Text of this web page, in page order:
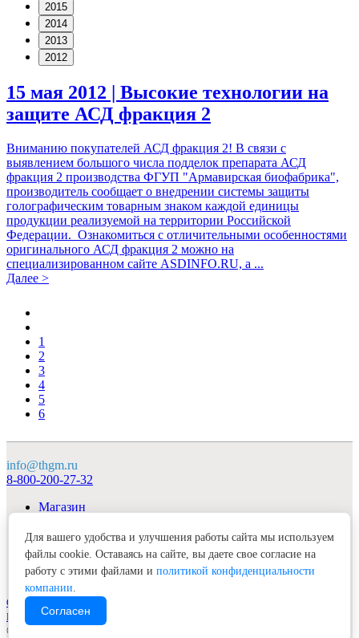
15 мая 2012 | Высокие технологии на
защите АСД фракция 2
Вниманию покупателей АСД фракция 2! В связи с
выявлением большого числа подделок препарата АСД
фракция 2 производства ФГУП "Армавирская биофабрика",
производитель сообщает о внедрении системы защиты
голографическим товарным знаком каждой единицы
продукции реализуемой на территории Российской
Федерации. Ознакомиться с отличительными особенностями
оригинального АСД фракция 2 можно на
специализированном сайте ASDINFO.RU, а ...
Далее >
1
2
3
4
5
6
info@thgm.ru
8-800-200-27-32
Магазин
Продукция
Клуб «Гудмэн»
Контакты
Специальная оценка условий труда
Положение о конфиденциальности и защите персональных данных
© Торговый дом «Гудмэн» 2011-2026
Для вашего удобства и улучшения работы сайта мы используем
файлы cookie. Оставаясь на сайте, вы даете свое согласие на
работу с этими файлами и политикой конфиденциальности
компании.
Согласен